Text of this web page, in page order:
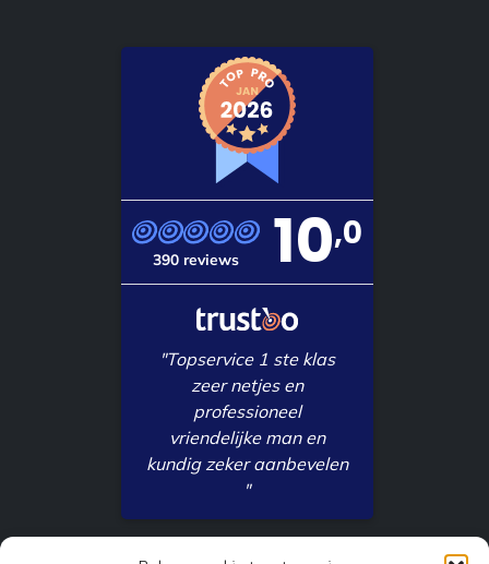
390 reviews 10,0
"Topservice 1 ste klas
zeer netjes en
professioneel
vriendelijke man en
kundig zeker aanbevelen
"